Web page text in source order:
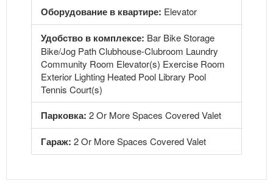
Оборудование в квартире: Elevator
Удобство в комплексе: Bar Bike Storage
Bike/Jog Path Clubhouse-Clubroom Laundry
Community Room Elevator(s) Exercise Room
Exterior Lighting Heated Pool Library Pool
Tennis Court(s)
Парковка: 2 Or More Spaces Covered Valet
Гараж: 2 Or More Spaces Covered Valet